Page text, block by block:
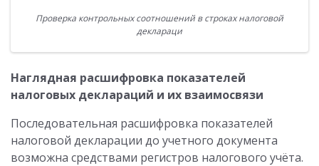
Проверка контрольных соотношений в строках налоговой
деклараци
Наглядная расшифровка показателей
налоговых деклараций и их взаимосвязи
Последовательная расшифровка показателей
налоговой декларации до учетного документа
возможна средствами регистров налогового учёта.